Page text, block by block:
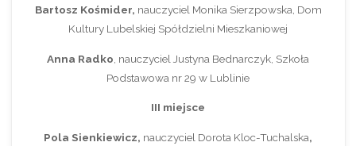
Bartosz Kośmider, nauczyciel Monika Sierzpowska, Dom
Kultury Lubelskiej Spółdzielni Mieszkaniowej
Anna Radko , nauczyciel Justyna Bednarczyk, Szkoła
Podstawowa nr 29 w Lublinie
III miejsce
Pola Sienkiewicz, nauczyciel Dorota Kloc-Tuchalska,